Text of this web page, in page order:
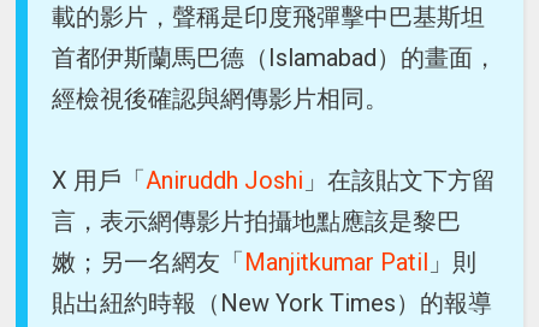
載的影片，聲稱是印度飛彈擊中巴基斯坦
首都伊斯蘭馬巴德（Islamabad）的畫面，
經檢視後確認與網傳影片相同。
X 用戶「Aniruddh Joshi 」在該貼文下方留
言，表示網傳影片拍攝地點應該是黎巴
嫩；另一名網友「Manjitkumar Patil 」則
貼出紐約時報（New York Times）的報導